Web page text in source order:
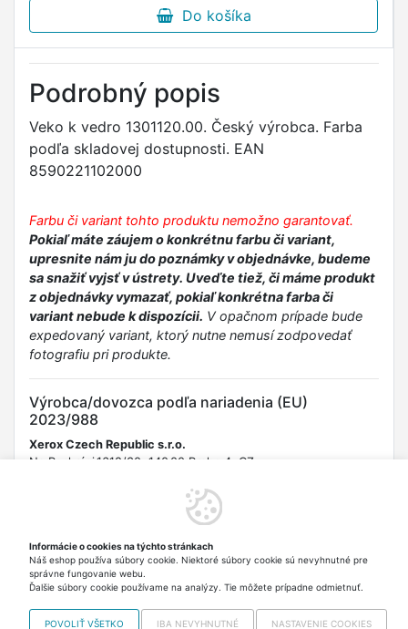
Do košíka
Podrobný popis
Veko k vedro 1301120.00. Český výrobca. Farba
podľa skladovej dostupnosti. EAN
8590221102000
Farbu či variant tohto produktu nemožno garantovať.
Pokiaľ máte záujem o konkrétnu farbu či variant,
upresnite nám ju do poznámky v objednávke, budeme
sa snažiť vyjsť v ústrety. Uveďte tiež, či máme produkt
z objednávky vymazať, pokiaľ konkrétna farba či
variant nebude k dispozícii. V opačnom prípade bude
expedovaný variant, ktorý nutne nemusí zodpovedať
fotografiu pri produkte.
Výrobca/dovozca podľa nariadenia (EU)
2023/988
Xerox Czech Republic s.r.o.
Na Pankráci 1618/30, 140 00 Praha 4, CZ
https://www.xerox.com/cs-cz
Bezpečnostné informácie
Uchovávajte mimo dosahu malých detí. Nepoužívajte, ak je
obal poškodený.
Informácie o cookies na týchto stránkach
Náš eshop používa súbory cookie. Niektoré súbory cookie sú nevyhnutné pre
správne fungovanie webu.
Ďalšie súbory cookie používame na analýzy. Tie môžete prípadne odmietnuť.
POVOLIŤ VŠETKO IBA NEVYHNUTNÉ NASTAVENIE COOKIES